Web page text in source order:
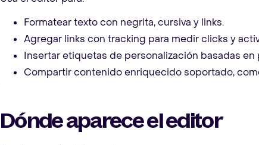
Formatear texto con negrita, cursiva y links.
Agregar links con tracking para medir clicks y
Insertar etiquetas de personalización basadas
Compartir contenido enriquecido soportado,
Dónde aparece el editor